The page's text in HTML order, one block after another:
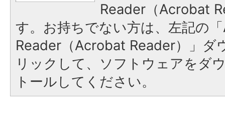
Reader（Acrobat
す。お持ちでない方は、左記の
Reader（Acrobat Reader）」ダ
リックして、ソフトウェアをダ
トールしてください。